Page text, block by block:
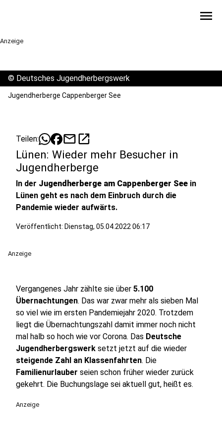
menu
Anzeige
© Deutsches Jugendherbergswerk
Jugendherberge Cappenberger See
Teilen: mailopen_in_new
Lünen: Wieder mehr Besucher in
Jugendherberge
In der Jugendherberge am Cappenberger See in
Lünen geht es nach dem Einbruch durch die
Pandemie wieder aufwärts.
Veröffentlicht: Dienstag, 05.04.2022 06:17
Anzeige
Vergangenes Jahr zählte sie über 5.100
Übernachtungen. Das war zwar mehr als sieben Mal
so viel wie im ersten Pandemiejahr 2020. Trotzdem
liegt die Übernachtungszahl damit immer noch nicht
mal halb so hoch wie vor Corona. Das Deutsche
Jugendherbergswerk setzt jetzt auf die wieder
steigende Zahl an Klassenfahrten. Die
Familienurlauber seien schon früher wieder zurück
gekehrt. Die Buchungslage sei aktuell gut, heißt es.
Anzeige